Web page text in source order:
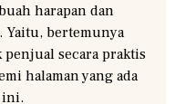
harapan dan
Yaitu, bertemunya
secara praktis
halaman yang ada
ini.